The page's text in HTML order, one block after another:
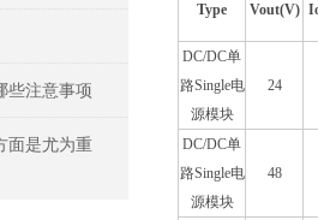
些注意事项
面是尤为重
Type
Vout(V)
DC/DC单
路Single电
源模块
24
DC/DC单
路Single电
源模块
48